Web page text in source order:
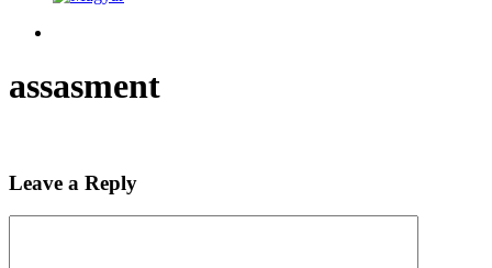
assasment
Leave a Reply